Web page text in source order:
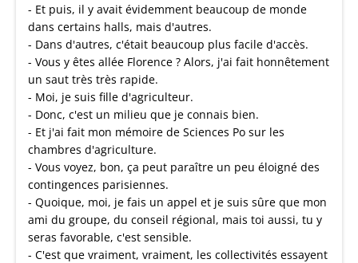
- Et puis, il y avait évidemment beaucoup de monde
dans certains halls, mais d'autres.
- Dans d'autres, c'était beaucoup plus facile d'accès.
- Vous y êtes allée Florence ? Alors, j'ai fait honnêtement
un saut très très rapide.
- Moi, je suis fille d'agriculteur.
- Donc, c'est un milieu que je connais bien.
- Et j'ai fait mon mémoire de Sciences Po sur les
chambres d'agriculture.
- Vous voyez, bon, ça peut paraître un peu éloigné des
contingences parisiennes.
- Quoique, moi, je fais un appel et je suis sûre que mon
ami du groupe, du conseil régional, mais toi aussi, tu y
seras favorable, c'est sensible.
- C'est que vraiment, vraiment, les collectivités essayent